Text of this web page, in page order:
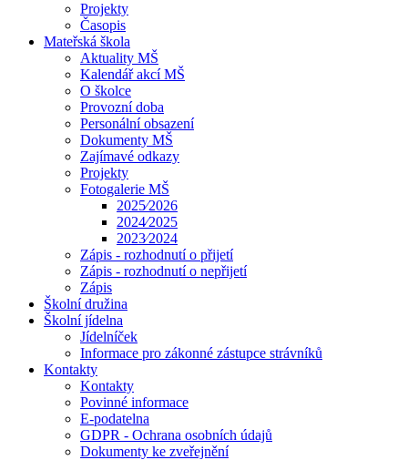
Projekty
Časopis
Mateřská škola
Aktuality MŠ
Kalendář akcí MŠ
O školce
Provozní doba
Personální obsazení
Dokumenty MŠ
Zajímavé odkazy
Projekty
Fotogalerie MŠ
2025⁄2026
2024⁄2025
2023⁄2024
Zápis - rozhodnutí o přijetí
Zápis - rozhodnutí o nepřijetí
Zápis
Školní družina
Školní jídelna
Jídelníček
Informace pro zákonné zástupce strávníků
Kontakty
Kontakty
Povinné informace
E-podatelna
GDPR - Ochrana osobních údajů
Dokumenty ke zveřejnění